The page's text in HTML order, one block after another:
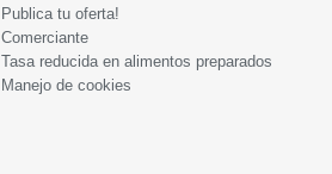
Publica tu oferta!
Comerciante
Tasa reducida en alimentos preparados
Manejo de cookies